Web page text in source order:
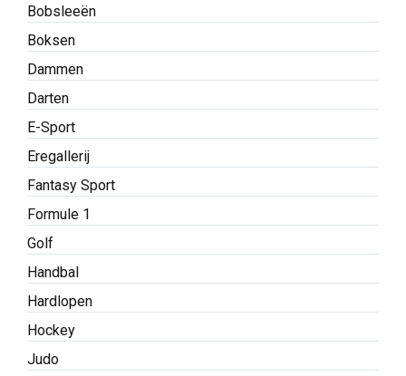
Atletiek
Basketbal
Biathlon
Biljarten
Bobsleeën
Boksen
Dammen
Darten
E-Sport
Eregallerij
Fantasy Sport
Formule 1
Golf